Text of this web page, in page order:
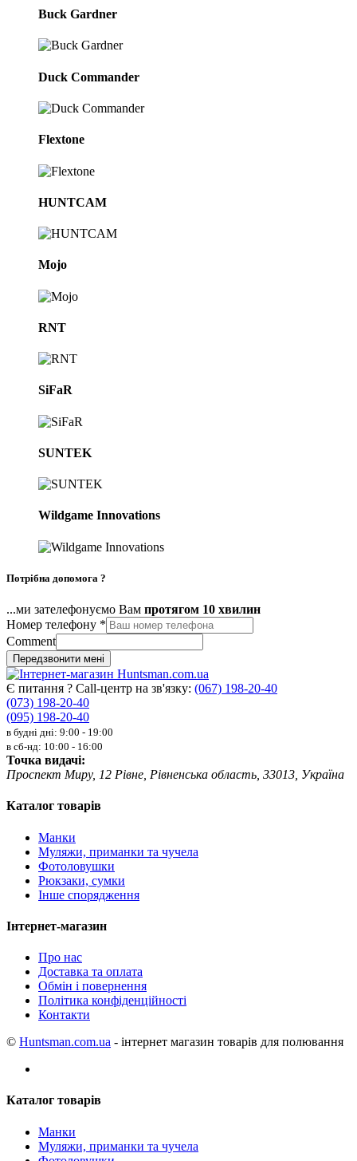
Buck Gardner
Duck Commander
Flextone
HUNTCAM
Mojo
RNT
SiFaR
SUNTEK
Wildgame Innovations
Потрібна допомога ?
...ми зателефонуємо Вам протягом 10 хвилин
Номер телефону *
Comment
Передзвонити мені
Є питання ? Call-центр на зв'язку: (067) 198-20-40
(073) 198-20-40
(095) 198-20-40
в будні дні: 9:00 - 19:00
в сб-нд: 10:00 - 16:00
Точка видачі:
Проспект Миру, 12 Рівне, Рівненська область, 33013, Україна
Каталог товарів
Манки
Муляжи, приманки та чучела
Фотоловушки
Рюкзаки, сумки
Інше спорядження
Інтернет-магазин
Про нас
Доставка та оплата
Обмін і повернення
Політика конфіденційності
Контакти
© Huntsman.com.ua - інтернет магазин товарів для полювання
Каталог товарів
Манки
Муляжи, приманки та чучела